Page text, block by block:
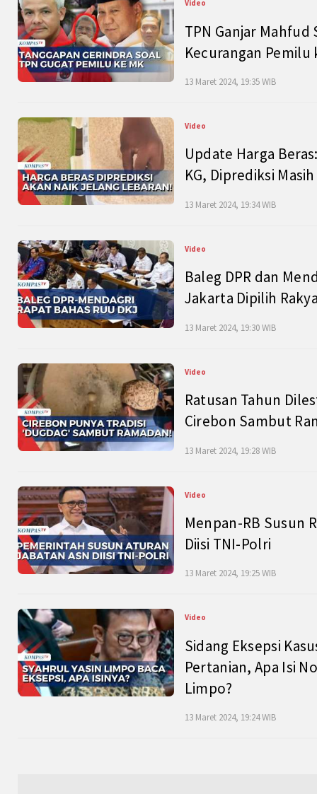
Video
TPN Ganjar Mahfud
Kecurangan Pemilu
13 Maret 2024, 19:35 WIB
Video
Update Harga
KG, Diprediksi
13 Maret 2024, 19:34 WIB
Video
Baleg DPR dan
Jakarta Dipilih
13 Maret 2024, 19:30 WIB
Video
Ratusan Tahun
Cirebon Sambut
13 Maret 2024, 19:28 WIB
Video
Menpan-RB Susun
Diisi TNI-Polri
13 Maret 2024, 19:25 WIB
Video
Sidang Eksepsi
Pertanian, Apa Isi
Limpo?
13 Maret 2024, 19:24 WIB